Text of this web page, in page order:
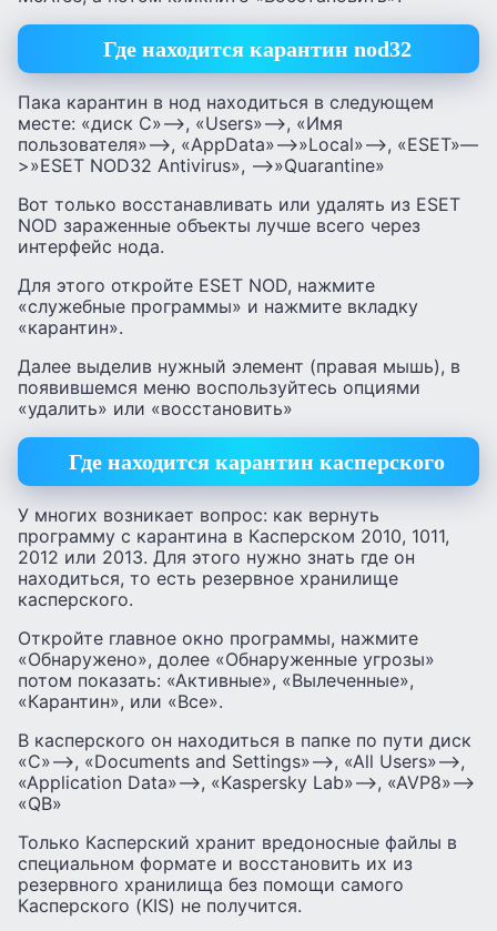
Где находится карантин nod32
Пака карантин в нод находиться в следующем
месте: «диск C»—>, «Users»—>, «Имя
пользователя»—>, «AppData»—>»Local»—>, «ESET»—
>»ESET NOD32 Antivirus», —>»Quarantine»
Вот только восстанавливать или удалять из ESET
NOD зараженные объекты лучше всего через
интерфейс нода.
Для этого откройте ESET NOD, нажмите
«служебные программы» и нажмите вкладку
«карантин».
Далее выделив нужный элемент (правая мышь), в
появившемся меню воспользуйтесь опциями
«удалить» или «восстановить»
Где находится карантин касперского
У многих возникает вопрос: как вернуть
программу с карантина в Касперском 2010, 1011,
2012 или 2013. Для этого нужно знать где он
находиться, то есть резервное хранилище
касперского.
Откройте главное окно программы, нажмите
«Обнаружено», долее «Обнаруженные угрозы»
потом показать: «Активные», «Вылеченные»,
«Карантин», или «Все».
В касперского он находиться в папке по пути диск
«C»—>, «Documents and Settings»—>, «All Users»—>,
«Application Data»—>, «Kaspersky Lab»—>, «AVP8»—>
«QB»
Только Касперский хранит вредоносные файлы в
специальном формате и восстановить их из
резервного хранилища без помощи самого
Касперского (KIS) не получится.